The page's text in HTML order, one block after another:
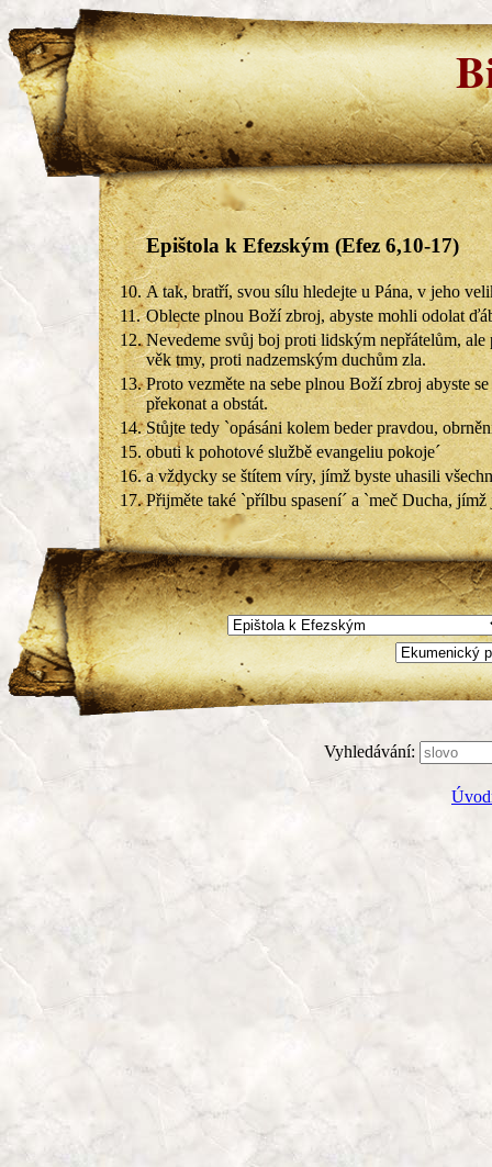
Epištola k Efezským (Efez 6,10-17)
10. A tak, bratří, svou sílu hledejte u Pána, v jeho
11. Oblecte plnou Boží zbroj, abyste mohli odolat
12. Nevedeme svůj boj proti lidským nepřátelům,
věk tmy, proti nadzemským duchům zla.
13. Proto vezměte na sebe plnou Boží zbroj abyste
překonat a obstát.
14. Stůjte tedy `opásáni kolem beder pravdou,
15. obuti k pohotové službě evangeliu pokoje´
16. a vždycky se štítem víry, jímž byste uhasili
17. Přijměte také `přílbu spasení´ a `meč Ducha,
Vyhledávání: